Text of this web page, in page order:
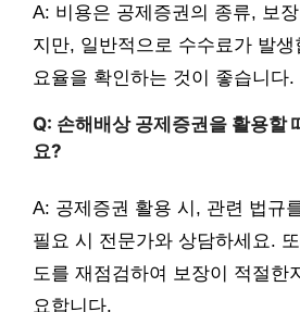
A: 비용은 공제증권의 종류, 보
지만, 일반적으로 수수료가 발생
요율을 확인하는 것이 좋습니다.
Q: 손해배상 공제증권을 활용할
요?
A: 공제증권 활용 시, 관련 법규
필요 시 전문가와 상담하세요.
도를 재점검하여 보장이 적절한
요합니다.